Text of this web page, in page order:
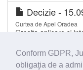
Conform GDPR,
obligaţia de a
Decizie -
Curtea de Apel Oradea
Greşita aplicare şi
Codul civil, precum
de procedură civilă.
din Codul de